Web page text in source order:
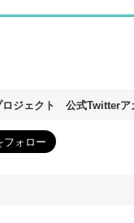
ロジェクト 公式Twitterア